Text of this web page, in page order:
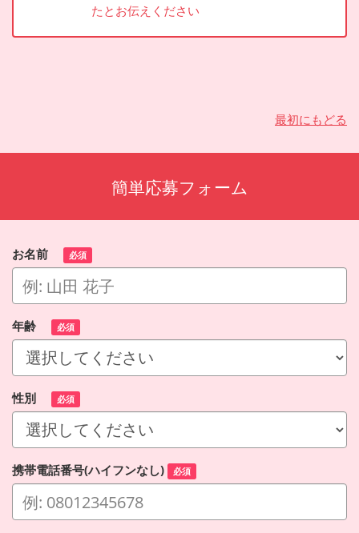
たとお伝えください
最初にもどる
簡単応募フォーム
お名前 必須
年齢 必須
性別 必須
携帯電話番号(ハイフンなし) 必須